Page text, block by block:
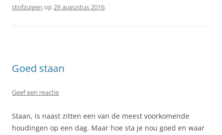
stofzuigen op29 augustus 2016.
Goed staan
Geef een reactie
Staan, is naast zitten een van de meest voorkomende
houdingen op een dag. Maar hoe sta je nou goed en waar